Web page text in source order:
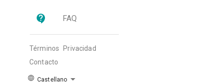
FAQ
Términos
Privacidad
Contacto
Castellano